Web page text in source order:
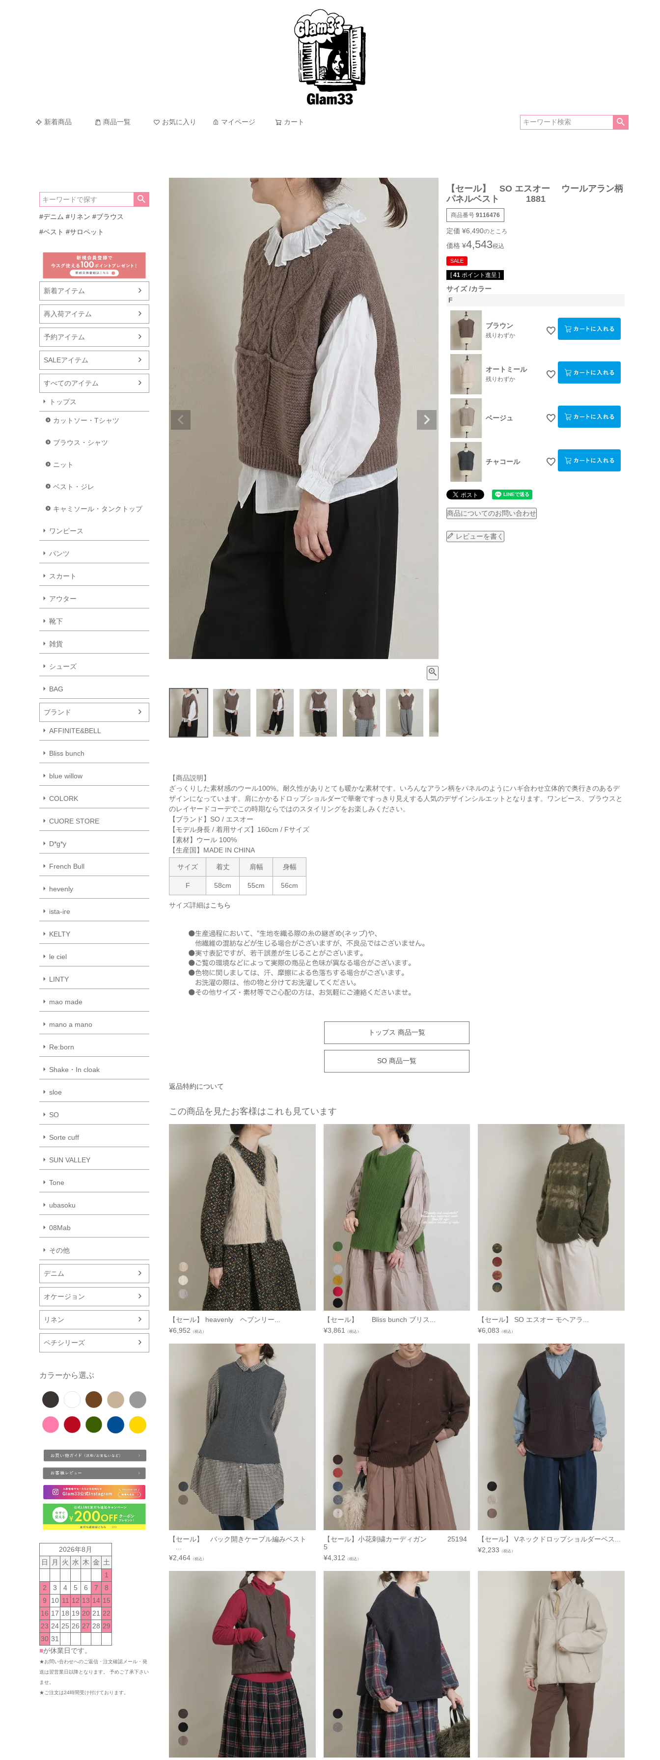
新着商品 商品一覧 お気に入り マイページ カート
#デニム #リネン #ブラウス
#ベスト #サロペット
新着アイテム
再入荷アイテム
予約アイテム
SALEアイテム
すべてのアイテム
トップス
カットソー・Tシャツ
ブラウス・シャツ
ニット
ベスト・ジレ
キャミソール・タンクトップ
ワンピース
パンツ
スカート
アウター
靴下
雑貨
シューズ
BAG
ブランド
AFFINITE&BELL
Bliss bunch
blue willow
COLORK
CUORE STORE
D*g*y
French Bull
hevenly
ista-ire
KELTY
le ciel
LINTY
mao made
mano a mano
Re:born
Shake・In cloak
sloe
SO
Sorte cuff
SUN VALLEY
Tone
ubasoku
08Mab
その他
デニム
オケージョン
リネン
ペチシリーズ
カラーから選ぶ
2026年8月
日
月 火 水 木 金 土
1
2
3 4 5 6 7
8
9
10 11 12 13 14 15
16 17 18 19 20 21 22
23 24 25 26 27 28 29
30 31
■が休業日です。
★お問い合わせへのご返信・注文確認メール・発
送は翌営業日以降となります。 予めご了承下さい
ませ。
★ご注文は24時間受け付けております。
【セール】 SO エスオー ウールアラン柄
パネルベスト 1881
商品番号 9116476
定価 ¥6,490のところ
価格 ¥4,543税込
SALE
[ 41 ポイント進呈 ]
サイズ カラー
F
ブラウン
残りわずか
オートミール
残りわずか
ベージュ
チャコール
商品についてのお問い合わせ
レビューを書く
【商品説明】
ざっくりした素材感のウール100%。耐久性がありとても暖かな素材です。いろんなアラン柄をパネルのようにハギ合わせ立体的で奥行きのあるデ
ザインになっています。肩にかかるドロップショルダーで華奢ですっきり見えする人気のデザインシルエットとなります。ワンピース、ブラウスと
のレイヤードコーデでこの時期ならではのスタイリングをお楽しみください。
【ブランド】SO / エスオー
【モデル身長 / 着用サイズ】160cm / Fサイズ
【素材】ウール 100%
【生産国】MADE IN CHINA
サイズ 着丈 肩幅 身幅
F 58cm 55cm 56cm
サイズ詳細はこちら
トップス 商品一覧
SO 商品一覧
返品特約について
この商品を見たお客様はこれも見ています
【セール】 heavenly ヘブンリー...
¥6,952 （税込）
【セール】 Bliss bunch ブリス...
¥3,861 （税込）
【セール】 SO エスオー モヘアラ...
¥6,083 （税込）
【セール】 バック開きケーブル編みベスト
...
¥2,464 （税込）
【セール】小花刺繍カーディガン 25194
5
¥4,312 （税込）
【セール】 Vネックドロップショルダーベス...
¥2,233 （税込）